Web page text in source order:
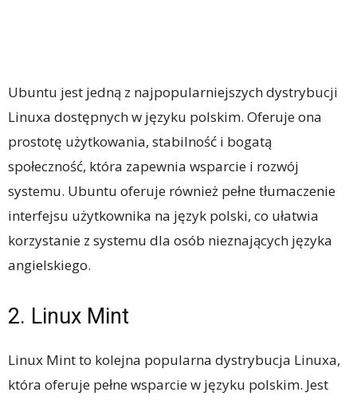
Ubuntu jest jedną z najpopularniejszych dystrybucji
Linuxa dostępnych w języku polskim. Oferuje ona
prostotę użytkowania, stabilność i bogatą
społeczność, która zapewnia wsparcie i rozwój
systemu. Ubuntu oferuje również pełne tłumaczenie
interfejsu użytkownika na język polski, co ułatwia
korzystanie z systemu dla osób nieznających języka
angielskiego.
2. Linux Mint
Linux Mint to kolejna popularna dystrybucja Linuxa,
która oferuje pełne wsparcie w języku polskim. Jest